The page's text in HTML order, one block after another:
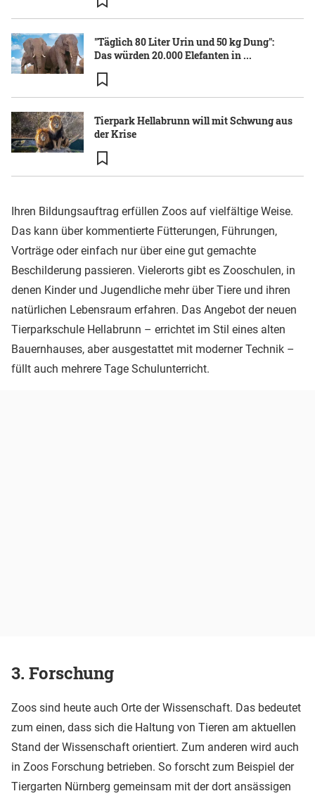
"Täglich 80 Liter Urin und 50 kg Dung":
Das würden 20.000 Elefanten in ...
Tierpark Hellabrunn will mit Schwung aus
der Krise
Ihren Bildungsauftrag erfüllen Zoos auf vielfältige Weise.
Das kann über kommentierte Fütterungen, Führungen,
Vorträge oder einfach nur über eine gut gemachte
Beschilderung passieren. Vielerorts gibt es Zooschulen, in
denen Kinder und Jugendliche mehr über Tiere und ihren
natürlichen Lebensraum erfahren. Das Angebot der neuen
Tierparkschule Hellabrunn – errichtet im Stil eines alten
Bauernhauses, aber ausgestattet mit moderner Technik –
füllt auch mehrere Tage Schulunterricht.
3. Forschung
Zoos sind heute auch Orte der Wissenschaft. Das bedeutet
zum einen, dass sich die Haltung von Tieren am aktuellen
Stand der Wissenschaft orientiert. Zum anderen wird auch
in Zoos Forschung betrieben. So forscht zum Beispiel der
Tiergarten Nürnberg gemeinsam mit der dort ansässigen